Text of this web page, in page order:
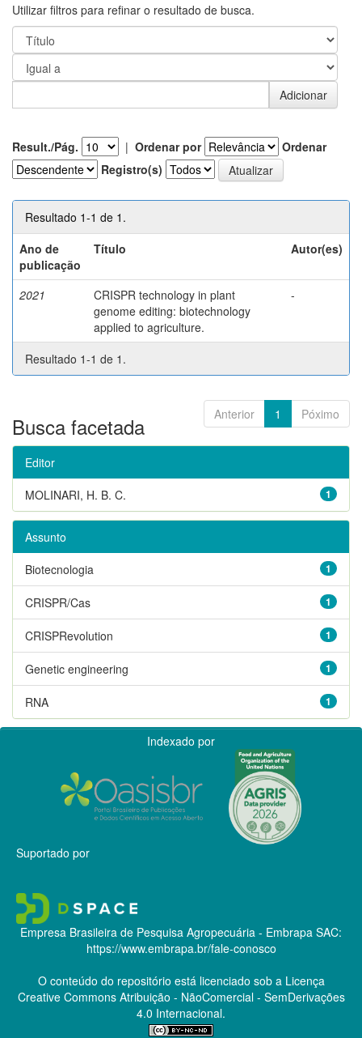
Utilizar filtros para refinar o resultado de busca.
Result./Pág. | Ordenar por
Ordenar
Registro(s)
Resultado 1-1 de 1.
Ano de
publicação
Título Autor(es)
2021
CRISPR technology in plant
genome editing: biotechnology
applied to agriculture.
-
Resultado 1-1 de 1.
Anterior 1 Póximo
Busca facetada
Editor
1
MOLINARI, H. B. C.
Assunto
1
Biotecnologia
1
CRISPR/Cas
1
CRISPRevolution
1
Genetic engineering
1
RNA
Indexado por
Suportado por
Empresa Brasileira de Pesquisa Agropecuária - Embrapa SAC:
https://www.embrapa.br/fale-conosco
O conteúdo do repositório está licenciado sob a Licença
Creative CommonsAtribuição - NãoComercial - SemDerivações
4.0 Internacional.